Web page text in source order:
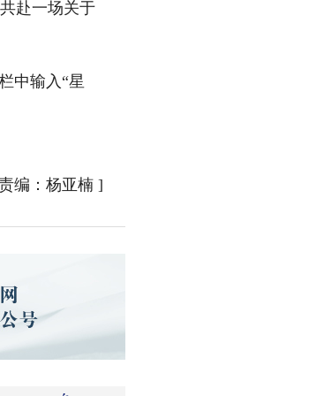
赴一场关于
中输入“星
编：杨亚楠 ]